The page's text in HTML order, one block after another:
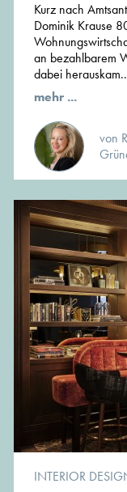
Kurz nach
Dominik Krause
an bezahlbarem
dabei
mehr ...
von
INTERIOR